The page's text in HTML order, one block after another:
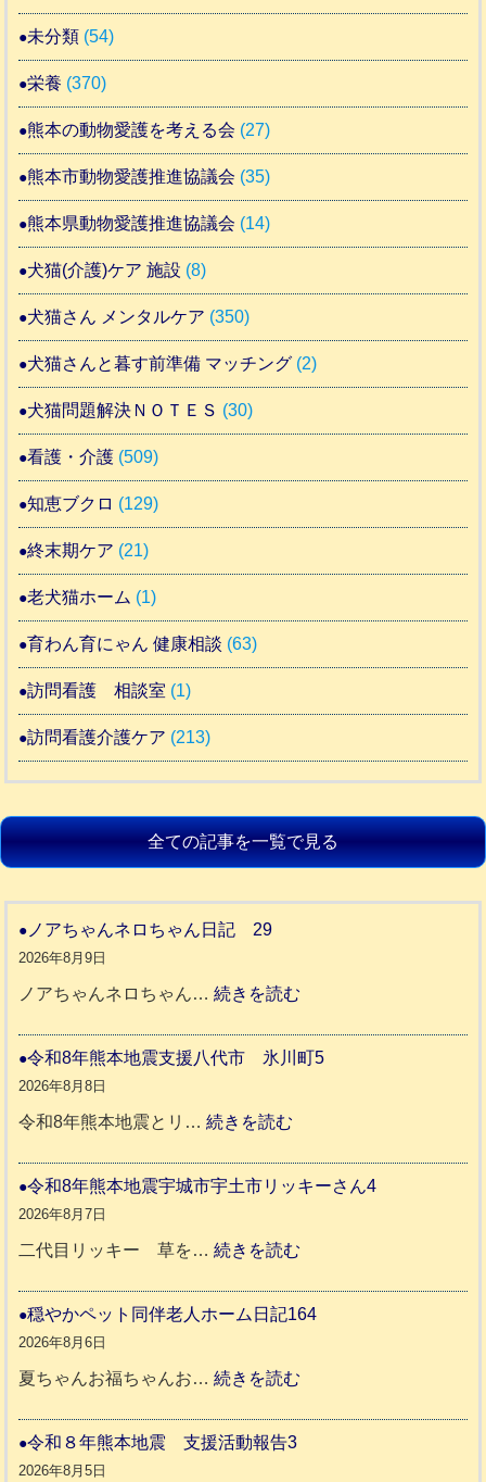
未分類 (54)
栄養 (370)
熊本の動物愛護を考える会 (27)
熊本市動物愛護推進協議会 (35)
熊本県動物愛護推進協議会 (14)
犬猫(介護)ケア 施設 (8)
犬猫さん メンタルケア (350)
犬猫さんと暮す前準備 マッチング (2)
犬猫問題解決ＮＯＴＥＳ (30)
看護・介護 (509)
知恵ブクロ (129)
終末期ケア (21)
老犬猫ホーム (1)
育わん育にゃん 健康相談 (63)
訪問看護 相談室 (1)
訪問看護介護ケア (213)
全ての記事を一覧で見る
ノアちゃんネロちゃん日記 29
2026年8月9日
ノアちゃんネロちゃん…続きを読む
ア
ネ
ん
2
令和8年熊本地震支援八代市 氷川町5
2026年8月8日
令和8年熊本地震とリ…続きを読む
和
年
本
援
令和8年熊本地震宇城市宇土市リッキーさん4
2026年8月7日
二代目リッキー 草を…続きを読む
和
穏やかペット同伴老人ホーム日記164
2026年8月6日
夏ちゃんお福ちゃんお…続きを読む
令和８年熊本地震 支援活動報告3
2026年8月5日